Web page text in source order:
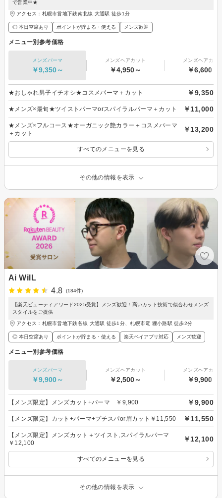
で営業中★
アクセス：札幌市営地下鉄南北線 大通駅 徒歩1分
◎ 本日空席あり ポイントが貯まる・使える メンズ歓迎
メニュー別参考価格
メンズパーマ
￥9,350～
メンズヘアカット
￥4,950～
メンズヘアカラ
￥6,600～
★おしゃれ男子イチオシ★コスメパーマ＋カット ￥9,350
★メンズ×最旬★ツイストパーマorスパイラルパーマ＋カット ￥11,000
★メンズ×フルコース★オーガニック艶カラー＋コスメパーマ
＋カット
￥13,200
すべてのメニューを見る
その他の情報を表示
Ai WilL
4.8
(184件)
【楽天ビューティアワード2025受賞】メンズ歓迎！高いカット技術で似合わせメンズ
スタイルをご提供
アクセス：札幌市営地下鉄各線 大通駅 徒歩1分、札幌市電 狸小路駅 徒歩2分
◎ 本日空席あり ポイントが貯まる・使える 楽天ペイアプリ対応 メンズ歓迎
メニュー別参考価格
メンズパーマ
￥9,900～
メンズヘアカット
￥2,500～
メンズヘアカラ
￥9,900～
【メンズ限定】メンズカット+パーマ ￥9,900 ￥9,900
【メンズ限定】カット+パーマ+プチスパor眉カット￥11,550 ￥11,550
【メンズ限定】メンズカット＋ツイスト,スパイラルパーマ
￥12,100
￥12,100
すべてのメニューを見る
その他の情報を表示